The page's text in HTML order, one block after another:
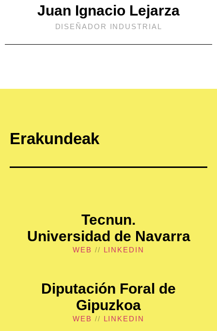
Juan Ignacio Lejarza
DISEÑADOR INDUSTRIAL
Erakundeak
Tecnun.
Universidad de Navarra
WEB // LINKEDIN
Diputación Foral de
Gipuzkoa
WEB // LINKEDIN